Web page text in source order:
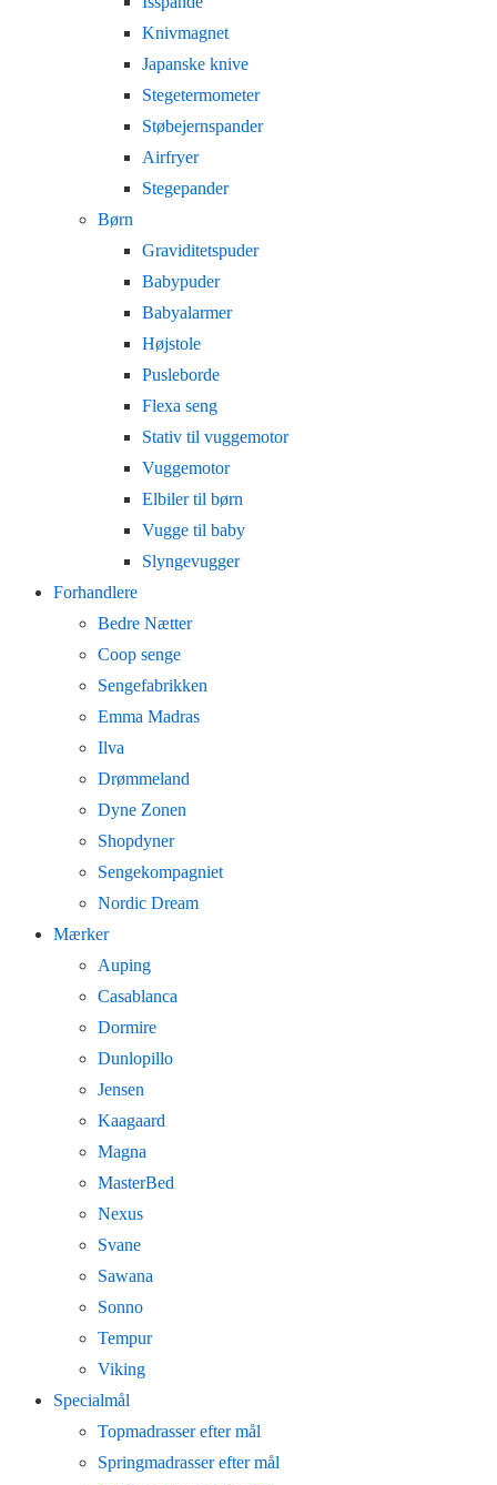
Knivmagnet
Japanske knive
Stegetermometer
Støbejernspander
Airfryer
Stegepander
Børn
Graviditetspuder
Babypuder
Babyalarmer
Højstole
Pusleborde
Flexa seng
Stativ til vuggemotor
Vuggemotor
Elbiler til børn
Vugge til baby
Slyngevugger
Forhandlere
Bedre Nætter
Coop senge
Sengefabrikken
Emma Madras
Ilva
Drømmeland
Dyne Zonen
Shopdyner
Sengekompagniet
Nordic Dream
Mærker
Auping
Casablanca
Dormire
Dunlopillo
Jensen
Kaagaard
Magna
MasterBed
Nexus
Svane
Sawana
Sonno
Tempur
Viking
Specialmål
Topmadrasser efter mål
Springmadrasser efter mål